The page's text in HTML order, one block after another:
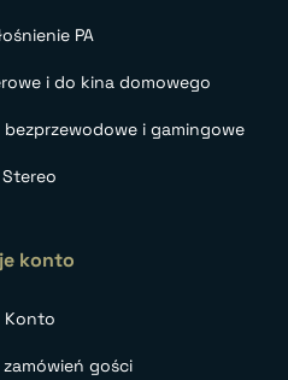
PA
i do kina domowego
i gamingowe
Stereo
konto
Konto
zamówień gości